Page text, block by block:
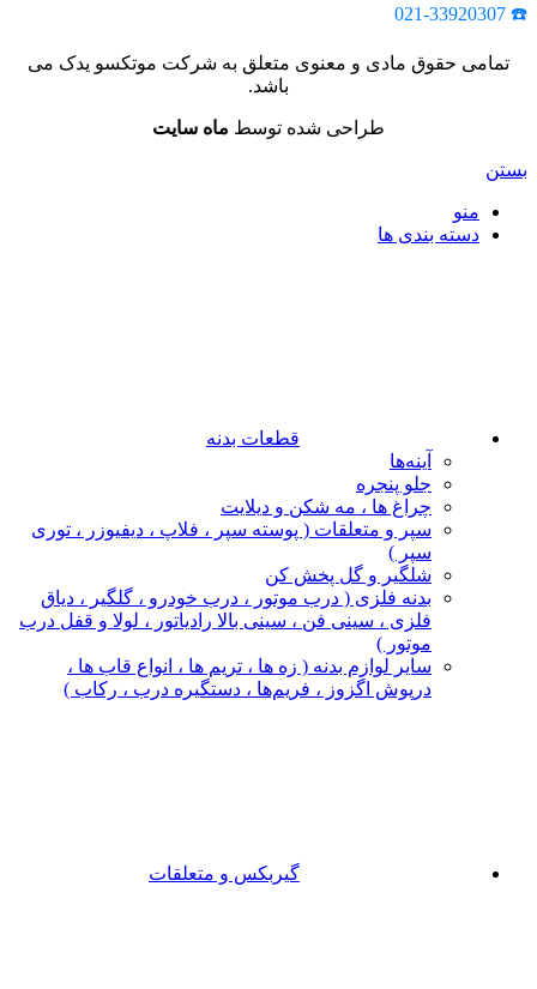
☎️ 021-33920307
تمامی حقوق مادی و معنوی متعلق به شرکت موتکسو یدک می
باشد.
طراحی شده توسط ماه سایت
بستن
منو
دسته بندی ها
قطعات بدنه
آینه‌ها
جلو پنجره
چراغ‌ ها ، مه‌ شکن و دیلایت
سپر و متعلقات ( پوسته سپر ، فلاپ ، دیفیوزر ، توری
سپر )
شلگیر و گل‌ پخش‌ کن
بدنه فلزی ( درب موتور ، درب خودرو ، گلگیر ، دیاق
فلزی ، سینی فن ، سینی بالا رادیاتور ، لولا و قفل درب
موتور )
سایر لوازم بدنه ( زه ها ، تریم ها ، انواع قاب ها ،
درپوش اگزوز ، فریم‌ها ، دستگیره درب ، رکاب )
گیربکس و متعلقات